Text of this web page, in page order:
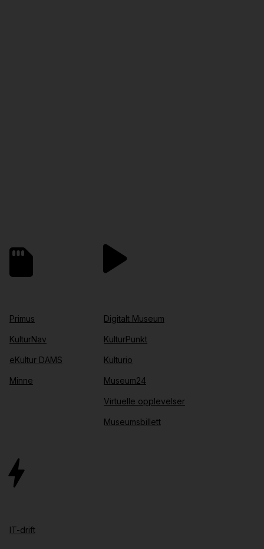
Primus
KulturNav
eKultur DAMS
Minne
Digitalt Museum
KulturPunkt
Kulturio
Museum24
Virtuelle opplevelser
Museumsbillett
IT-drift